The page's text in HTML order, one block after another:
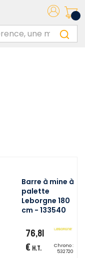
Barre à mine à
palette
Leborgne 180
cm - 133540
76,81
€ H.T.
Chrono :
532720